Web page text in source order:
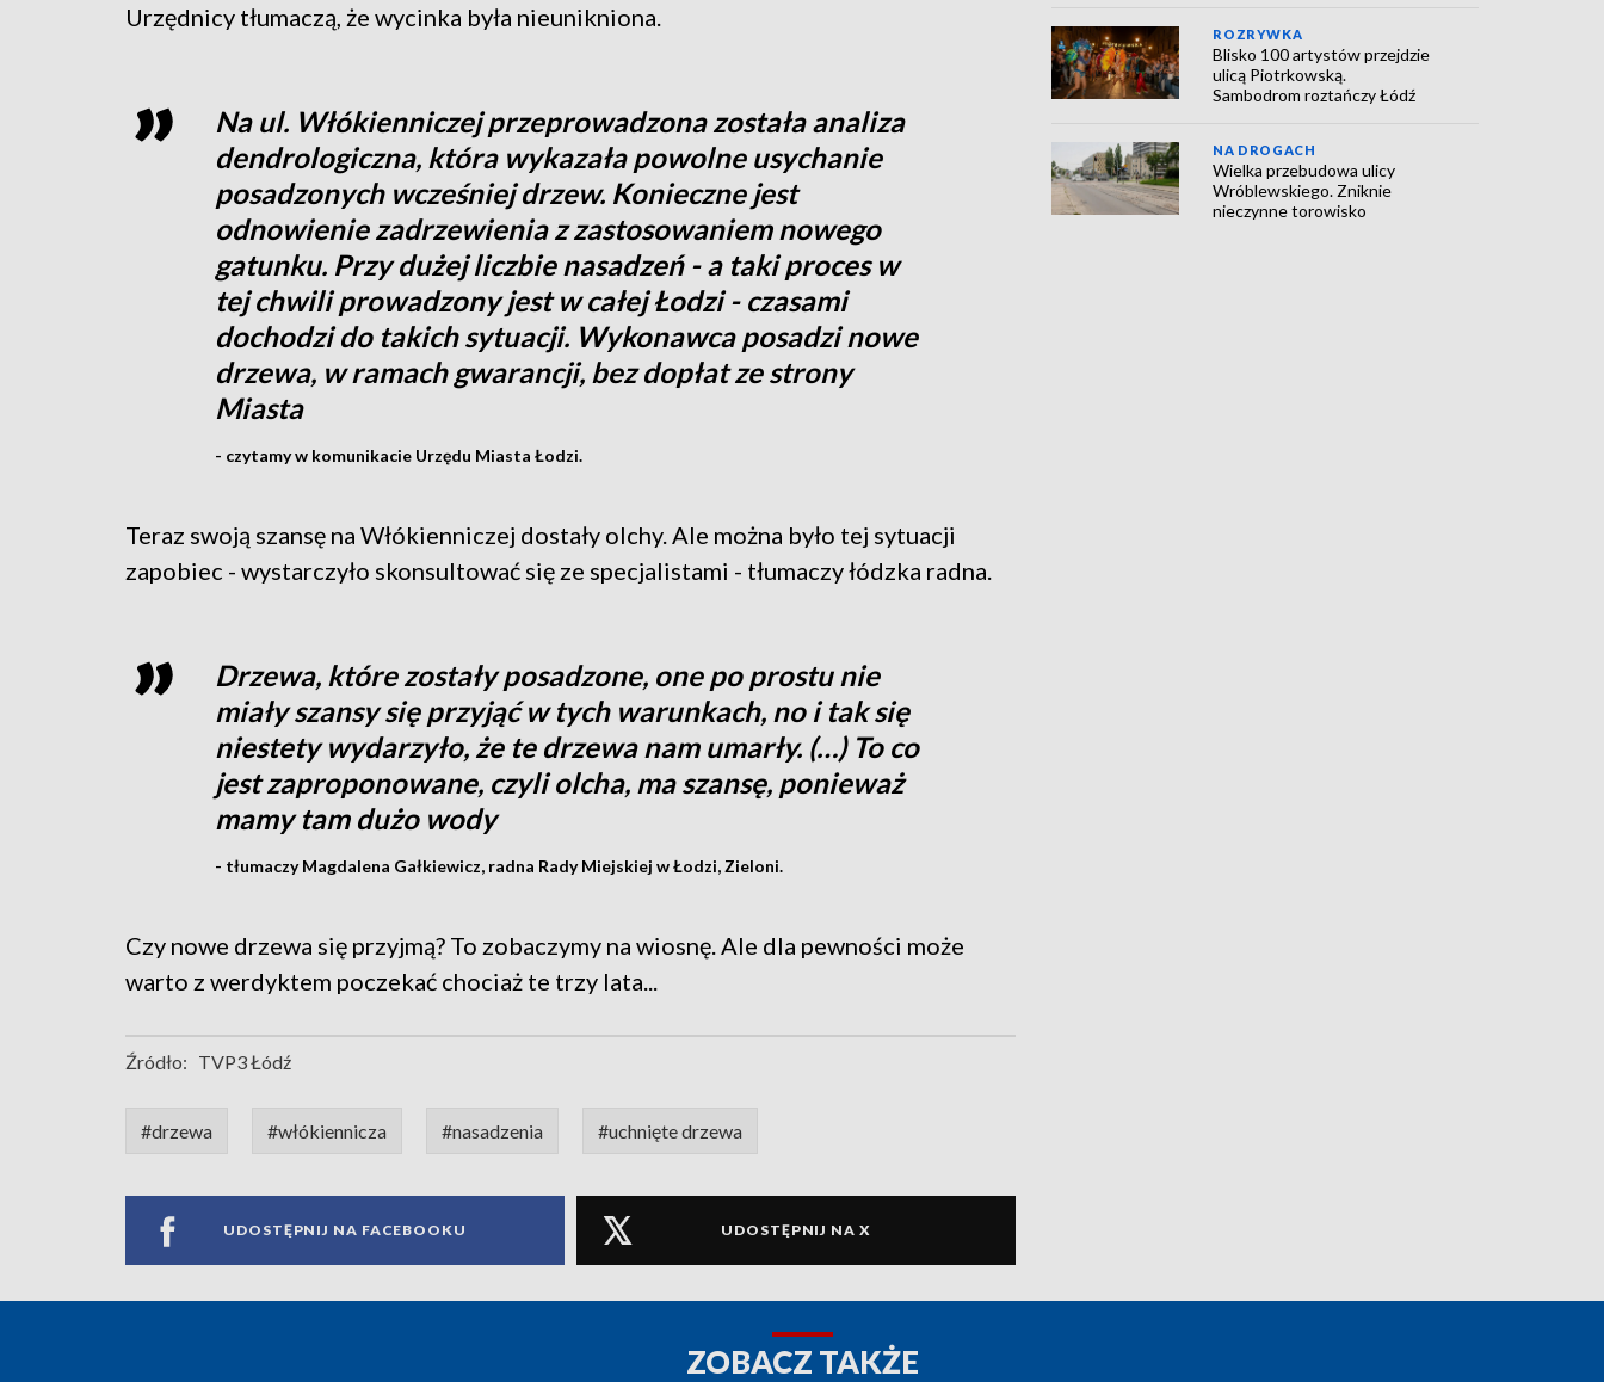
Urzędnicy tłumaczą, że wycinka była nieunikniona.
Na ul. Włókienniczej przeprowadzona została analiza
dendrologiczna, która wykazała powolne usychanie
posadzonych wcześniej drzew. Konieczne jest
odnowienie zadrzewienia z zastosowaniem nowego
gatunku. Przy dużej liczbie nasadzeń - a taki proces w
tej chwili prowadzony jest w całej Łodzi - czasami
dochodzi do takich sytuacji. Wykonawca posadzi nowe
drzewa, w ramach gwarancji, bez dopłat ze strony
Miasta
- czytamy w komunikacie Urzędu Miasta Łodzi.
Teraz swoją szansę na Włókienniczej dostały olchy. Ale można było tej sytuacji
zapobiec - wystarczyło skonsultować się ze specjalistami - tłumaczy łódzka radna.
Drzewa, które zostały posadzone, one po prostu nie
miały szansy się przyjąć w tych warunkach, no i tak się
niestety wydarzyło, że te drzewa nam umarły. (…) To co
jest zaproponowane, czyli olcha, ma szansę, ponieważ
mamy tam dużo wody
- tłumaczy Magdalena Gałkiewicz, radna Rady Miejskiej w Łodzi, Zieloni.
Czy nowe drzewa się przyjmą? To zobaczymy na wiosnę. Ale dla pewności może
warto z werdyktem poczekać chociaż te trzy lata...
Źródło: TVP3 Łódź
#drzewa #włókiennicza #nasadzenia #uchnięte drzewa
UDOSTĘPNIJ NA FACEBOOKU UDOSTĘPNIJ NA X
ROZRYWKA
Blisko 100 artystów przejdzie
ulicą Piotrkowską.
Sambodrom roztańczy Łódź
NA DROGACH
Wielka przebudowa ulicy
Wróblewskiego. Zniknie
nieczynne torowisko
ZOBACZ TAKŻE